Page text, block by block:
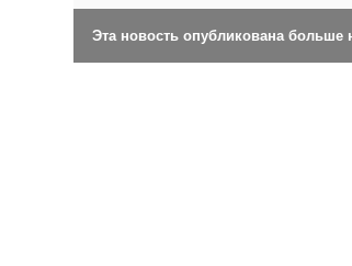
Эта новость опубликована